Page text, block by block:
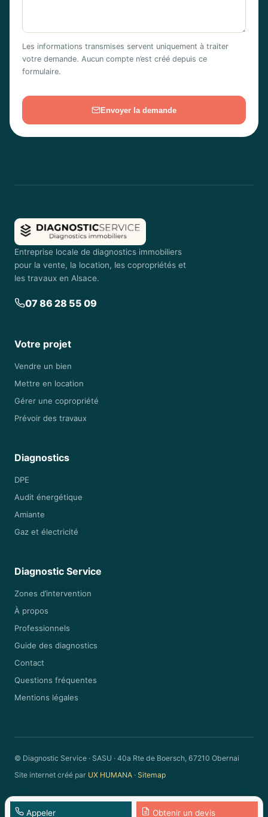
Les informations transmises servent uniquement à traiter
votre demande. Aucun compte n’est créé depuis ce
formulaire.
Envoyer la demande
Entreprise locale de diagnostics immobiliers
pour la vente, la location, les copropriétés et
les travaux en Alsace.
07 86 28 55 09
Votre projet
Vendre un bien
Mettre en location
Gérer une copropriété
Prévoir des travaux
Diagnostics
DPE
Audit énergétique
Amiante
Gaz et électricité
Diagnostic Service
Zones d’intervention
À propos
Professionnels
Guide des diagnostics
Contact
Questions fréquentes
Mentions légales
© Diagnostic Service · SASU · 40a Rte de Boersch, 67210 Obernai
Site internet créé par UX HUMANA · Sitemap
Appeler Obtenir un devis